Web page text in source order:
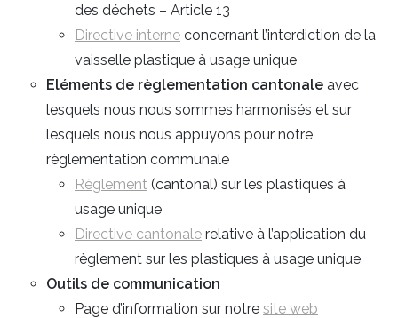
des déchets – Article 13
Directive interne concernant l’interdiction de la
vaisselle plastique à usage unique
Eléments de règlementation cantonale avec
lesquels nous nous sommes harmonisés et sur
lesquels nous nous appuyons pour notre
règlementation communale
Règlement (cantonal) sur les plastiques à
usage unique
Directive cantonale relative à l’application du
règlement sur les plastiques à usage unique
Outils de communication
Page d’information sur notre site web